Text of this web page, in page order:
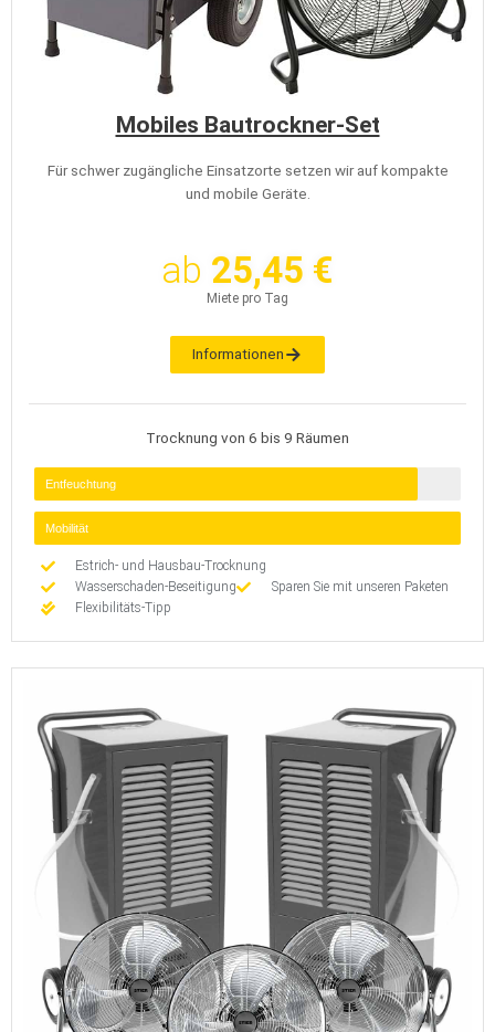
Mobiles Bautrockner-Set
Für schwer zugängliche Einsatzorte setzen wir auf kompakte
und mobile Geräte.
ab 25,45 €
Miete pro Tag
Informationen
Trocknung von 6 bis 9 Räumen
Entfeuchtung
Mobilität
Estrich- und Hausbau-Trocknung
Wasserschaden-Beseitigung
Sparen Sie mit unseren Paketen
Flexibilitäts-Tipp